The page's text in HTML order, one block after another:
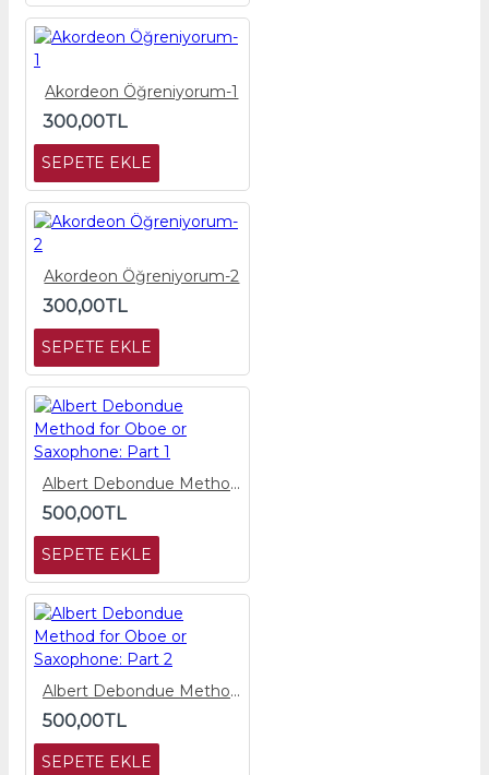
Akordeon Öğreniyorum-1
300,00TL
SEPETE EKLE
Akordeon Öğreniyorum-2
300,00TL
SEPETE EKLE
Albert Debondue Method for Oboe or Saxophone: Part 1
500,00TL
SEPETE EKLE
Albert Debondue Method for Oboe or Saxophone: Part 2
500,00TL
SEPETE EKLE